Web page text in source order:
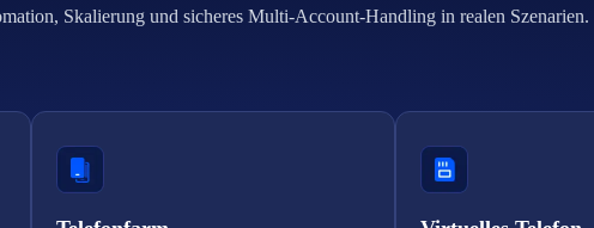
Skalierung und sicheres Multi-Account-Handling in realen Szenarien.